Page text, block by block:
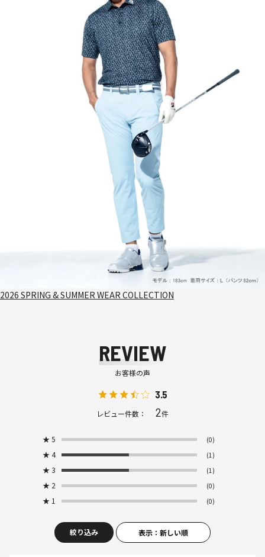
2026 SPRING & SUMMER WEAR COLLECTION
REVIEW
お客様の声
3.5
レビュー件数： 2件
★ 5 (0)
★ 4 (1)
★ 3 (1)
★ 2 (0)
★ 1 (0)
絞り込み 表示：新しい順